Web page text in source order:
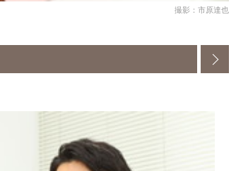
撮影：市原達也